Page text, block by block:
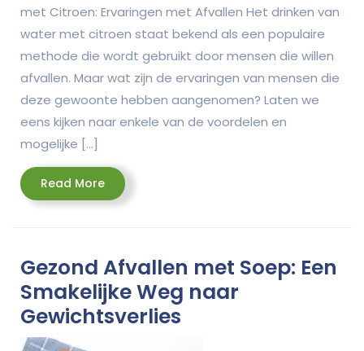
met Citroen: Ervaringen met Afvallen Het drinken van
water met citroen staat bekend als een populaire
methode die wordt gebruikt door mensen die willen
afvallen. Maar wat zijn de ervaringen van mensen die
deze gewoonte hebben aangenomen? Laten we
eens kijken naar enkele van de voordelen en
mogelijke […]
Read MoreRead
More
Gezond Afvallen met Soep: Een
Smakelijke Weg naar
Gewichtsverlies